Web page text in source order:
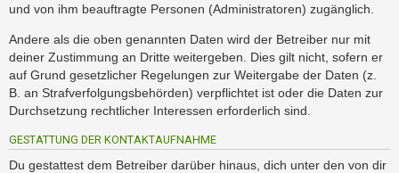
und von ihm beauftragte Personen (Administratoren) zugänglich.
Andere als die oben genannten Daten wird der Betreiber nur mit
deiner Zustimmung an Dritte weitergeben. Dies gilt nicht, sofern er
auf Grund gesetzlicher Regelungen zur Weitergabe der Daten (z.
B. an Strafverfolgungsbehörden) verpflichtet ist oder die Daten zur
Durchsetzung rechtlicher Interessen erforderlich sind.
GESTATTUNG DER KONTAKTAUFNAHME
Du gestattest dem Betreiber darüber hinaus, dich unter den von dir